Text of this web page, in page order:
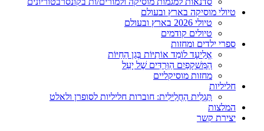
טיולי מוסיקה בארץ ובעולם
טיולי 2026 בארץ ובעולם
טיולים קודמים
ספרי ילדים ומחזות
אֱלִיעָד לוֹמֵד אוֹתִיּוֹת בְּגַן הַחַיּוֹת
הַמִּשְׁקָפַיִם הַוְּרֻדִּים שֶׁל יָעֵל
מחזות מוסיקליים
חליליות
תַּגְלִית הַחֲלִילִית: חוברות חליליות לסופרן ולאלט
המלצות
יצירת קשר